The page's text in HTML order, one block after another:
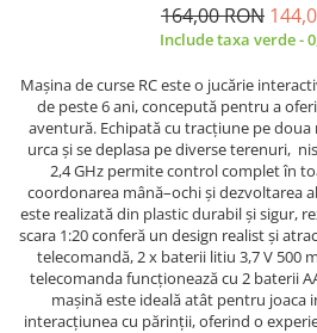
164,00 RON
Include taxa verde -
Mașina de curse RC este o jucărie
de peste 6 ani, concepută pentru a
aventură. Echipată cu tracțiune pe
urca și se deplasa pe diverse terenuri,
2,4 GHz permite control complet în
coordonarea mână–ochi și dezvoltarea
este realizată din plastic durabil și sigur,
scara 1:20 conferă un design realist și
telecomandă, 2 x baterii litiu 3,7 V 500
telecomanda funcționează cu 2 baterii
mașină este ideală atât pentru joaca
interacțiunea cu părinții, oferind o